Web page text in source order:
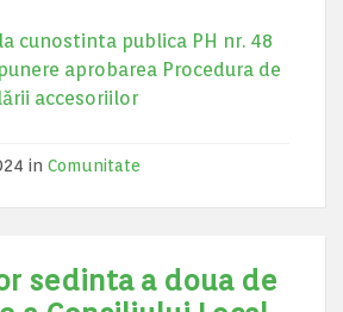
cunostinta publica PH nr. 48
aprobarea Procedura de
accesoriilor
in Comunitate
sedinta a doua de